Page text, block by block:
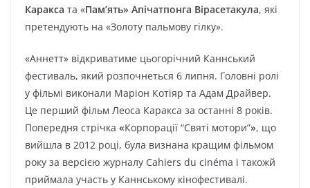
Каракса та «Пам’ять» Апічатпонга Вірасетакула, які
претендують на «Золоту пальмову гілку».
«Аннетт» відкриватиме цьогорічний Каннський
фестиваль, який розпочнеться 6 липня. Головні ролі
у фільмі виконали Маріон Котіяр та Адам Драйвер.
Це перший фільм Леоса Каракса за останні 8 років.
Попередня стрічка «Корпорації “Святі мотори”», що
вийшла в 2012 році, була визнана кращим фільмом
року за версією журналу Cahiers du cinéma і такожй
приймала участь у Каннському кінофестивалі.